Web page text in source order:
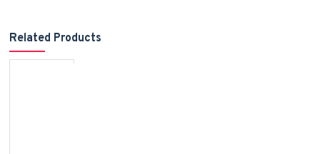
Related Products